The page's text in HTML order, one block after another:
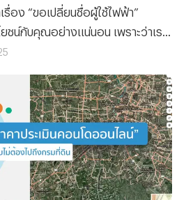
รื่อง “ขอเปลี่ยนชื่อผู้ใช้ไฟฟ้า”
ชน์กับคุณอย่างแน่นอน เพราะว่าเรา
รื่องขอเปลี่ยนชื่อผู้ใช้ไฟฟ้า พร้อม